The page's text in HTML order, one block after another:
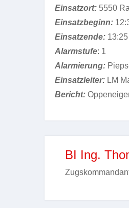
Einsatzort: 5550
Einsatzbeginn:
Einsatzende:
Alarmstufe: 1
Alarmierung:
Einsatzleiter: LM
Bericht:
BI Ing.